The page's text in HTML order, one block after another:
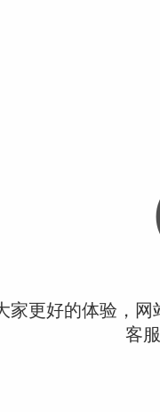
家更好的体验，
客